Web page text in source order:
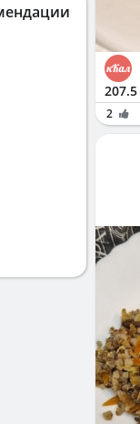
207.5
2